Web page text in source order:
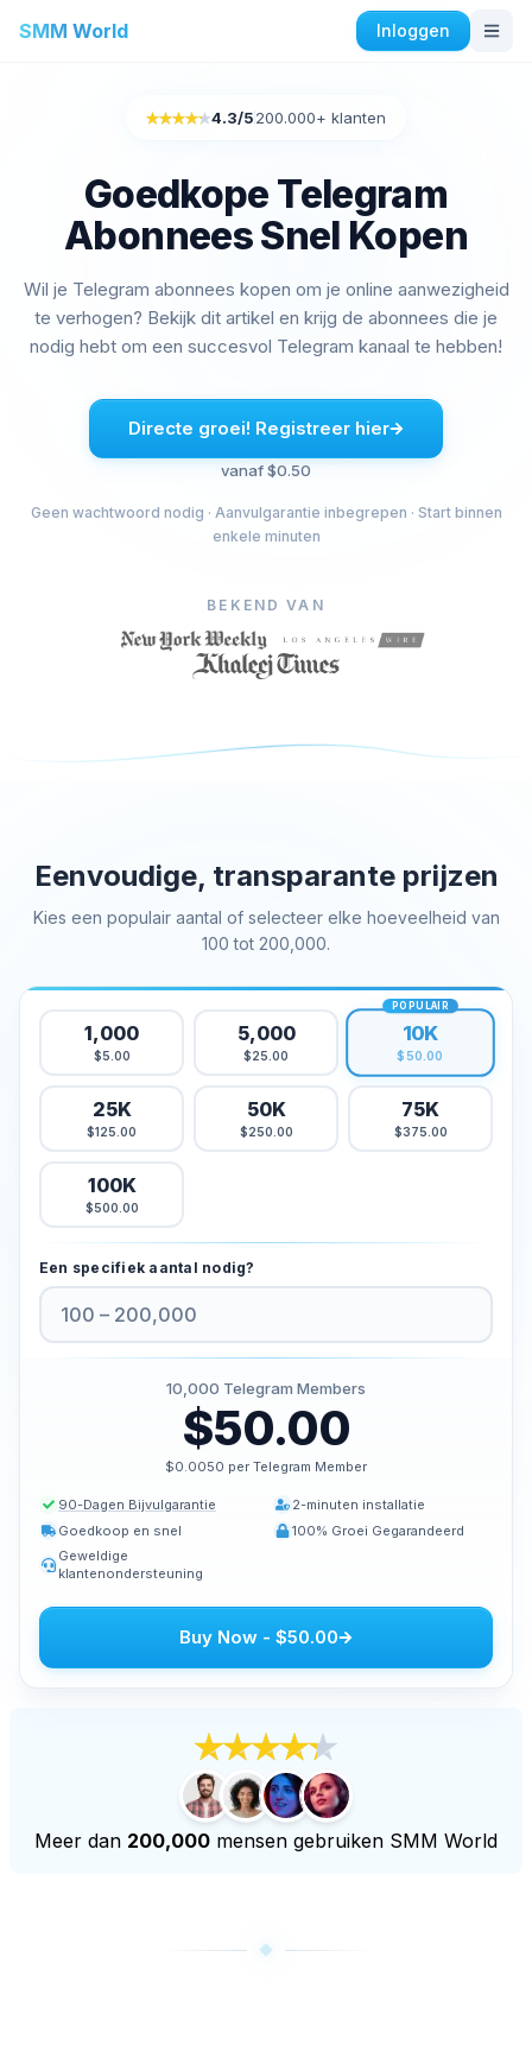
SMM World Inloggen
Kopen Instagram Auto houdt
Instagram volgers kopen
Instagram Likes kopen
Instagram-kijkers kopen
Instagram live beelden kopen
Instagram reacties kopen
Facebook Diensten
Facebook reacties kopen
Facebook-groepsleden kopen
Facebook Livestream bekeken kopen
Facebook foto likes kopen
Facebook profiel volgers kopen
Telegram Diensten
Telegram volgers kopen
Telegram leden kopen
Telegram abonnees kopen
Tiktok Diensten
Tiktok volgers kopen
Kopen Tiktok houdt
Tiktok live beelden kopen
Tiktok uitzicht kopen
Twitter Diensten
Twitter volgers kopen
Twitter X Impressies kopen
Kopen Twitter likes
Twitter-views kopen
Twitter X Video bekeken kopen
Youtube Diensten
Youtube kopen houdt
Youtube abonnees kopen
Youtube live beelden kopen
Youtube kijkuren kopen
LinkedIn volgers kopen
Tiktok live beelden kopen
Rated 4.3 out of 5
4.3/5200.000+ klanten
Goedkope Telegram
Abonnees Snel Kopen
Wil je Telegram abonnees kopen om je online aanwezigheid
te verhogen? Bekijk dit artikel en krijg de abonnees die je
nodig hebt om een succesvol Telegram kanaal te hebben!
Directe groei! Registreer hier
vanaf $0.50
Geen wachtwoord nodig · Aanvulgarantie inbegrepen · Start binnen
enkele minuten
BEKEND VAN
Eenvoudige, transparante prijzen
Kies een populair aantal of selecteer elke hoeveelheid van
100 tot 200,000.
1,000
$5.00
5,000
$25.00
POPULAIR
10K
$50.00
25K
$125.00
50K
$250.00
75K
$375.00
100K
$500.00
Een specifiek aantal nodig?
10,000 Telegram Members
$50.00
$0.0050 per Telegram Member
90-Dagen Bijvulgarantie
2-minuten installatie
Goedkoop en snel
100% Groei Gegarandeerd
Geweldige
klantenondersteuning
Buy Now - $50.00
Meer dan 200,000 mensen gebruiken SMM World